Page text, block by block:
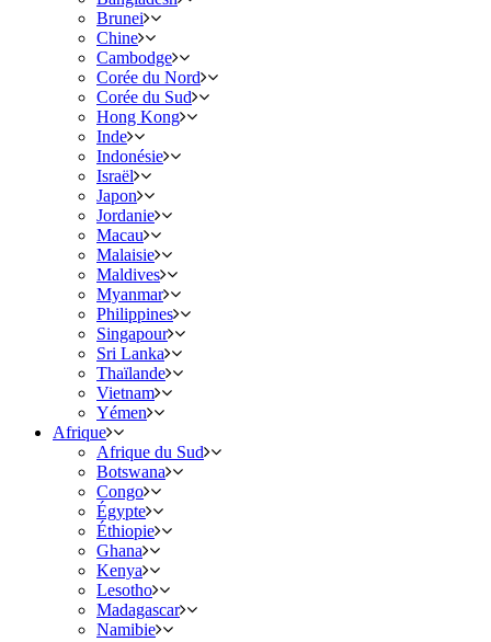
Brunei
Chine
Cambodge
Corée du Nord
Corée du Sud
Hong Kong
Inde
Indonésie
Israël
Japon
Jordanie
Macau
Malaisie
Maldives
Myanmar
Philippines
Singapour
Sri Lanka
Thaïlande
Vietnam
Yémen
Afrique
Afrique du Sud
Botswana
Congo
Égypte
Éthiopie
Ghana
Kenya
Lesotho
Madagascar
Namibie